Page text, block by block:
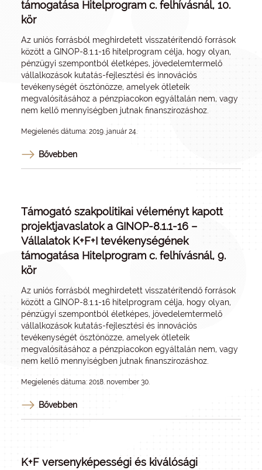
támogatása Hitelprogram c. felhívásnál, 10.
kör
Az uniós forrásból meghirdetett visszatérítendő források
között a GINOP-8.1.1-16 hitelprogram célja, hogy olyan,
pénzügyi szempontból életképes, jövedelemtermelő
vállalkozások kutatás-fejlesztési és innovációs
tevékenységét ösztönözze, amelyek ötleteik
megvalósításához a pénzpiacokon egyáltalán nem, vagy
nem kellő mennyiségben jutnak finanszírozáshoz.
Megjelenés dátuma: 2019. január 24.
Bővebben
Támogató szakpolitikai véleményt kapott
projektjavaslatok a GINOP-8.1.1-16 –
Vállalatok K+F+I tevékenységének
támogatása Hitelprogram c. felhívásnál, 9.
kör
Az uniós forrásból meghirdetett visszatérítendő források
között a GINOP-8.1.1-16 hitelprogram célja, hogy olyan,
pénzügyi szempontból életképes, jövedelemtermelő
vállalkozások kutatás-fejlesztési és innovációs
tevékenységét ösztönözze, amelyek ötleteik
megvalósításához a pénzpiacokon egyáltalán nem, vagy
nem kellő mennyiségben jutnak finanszírozáshoz.
Megjelenés dátuma: 2018. november 30.
Bővebben
K+F versenyképességi és kiválósági